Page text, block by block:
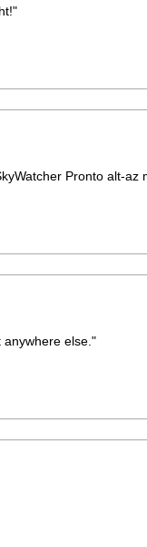
Pronto alt-az
anywhere else."